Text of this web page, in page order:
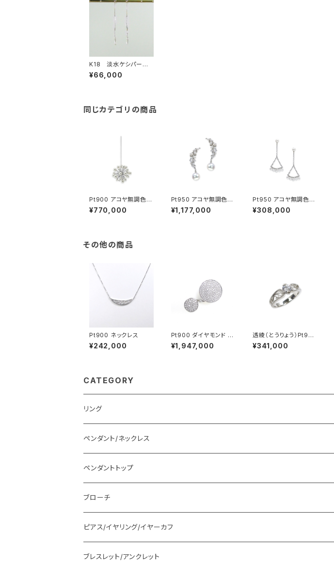
K18 淡水ケシパール
ピアスチャーム
¥66,000
同じカテゴリの商品
Pt900 アコヤ無調色ベ
ビーパール ダイヤモン
ド ピアス（片方）
¥770,000
Pt950 アコヤ無調色パ
ール ダイヤモンド ピア
ス
¥1,177,000
Pt950 アコヤ無調色ベ
ビーパール ピアス
¥308,000
その他の商品
Pt900 ネックレス
¥242,000
Pt900 ダイヤモンド リ
ング
¥1,947,000
透綾（とうりょう）Pt950
透かしリング枠
¥341,000
CATEGORY
リング
ペンダント/ネックレス
ペンダントトップ
ブローチ
ピアス/イヤリング/イヤーカフ
ブレスレット/アンクレット